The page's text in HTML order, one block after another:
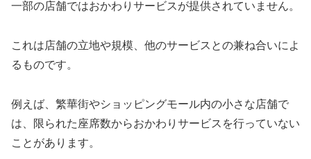
一部の店舗ではおかわりサービスが提供されていません。
これは店舗の立地や規模、他のサービスとの兼ね合いによ
るものです。
例えば、繁華街やショッピングモール内の小さな店舗で
は、限られた座席数からおかわりサービスを行っていない
ことがあります。